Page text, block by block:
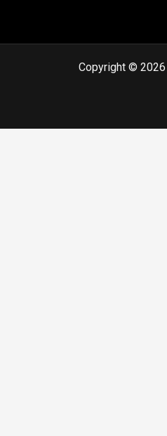
Copyright ©